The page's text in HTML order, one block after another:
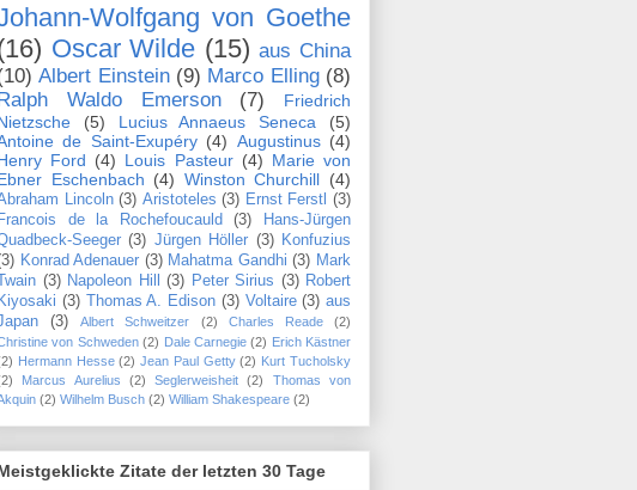
Wolfgang von Goethe
Oscar Wilde (15) aus China
Albert Einstein (9) Marco Elling (8)
Waldo Emerson
(7)
Friedrich
(5) Lucius Annaeus Seneca
(5)
de Saint-Exupéry (4) Augustinus (4)
Ford (4) Louis Pasteur (4) Marie von
Eschenbach (4) Winston Churchill (4)
Lincoln (3) Aristoteles (3) Ernst Ferstl (3)
Francois de la Rochefoucauld
(3)
Hans-Jürgen
Seeger (3) Jürgen Höller (3) Konfuzius
Konrad Adenauer (3) Mahatma Gandhi (3) Mark
(3) Napoleon Hill (3) Peter Sirius (3) Robert
Kiyosaki (3) Thomas A. Edison (3) Voltaire (3) aus
(3) Albert Schweitzer (2) Charles Reade
(2)
von Schweden (2) Dale Carnegie (2) Erich Kästner
Hermann Hesse (2) Jean Paul Getty (2) Kurt Tucholsky
Marcus Aurelius (2) Seglerweisheit (2)
Thomas von
(2) Wilhelm Busch (2) William Shakespeare (2)
Zitate der letzten 30 Tage